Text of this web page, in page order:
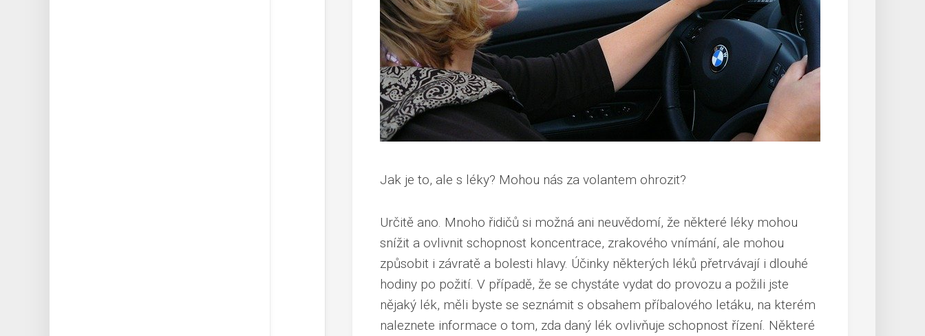
Jak je to, ale s léky? Mohou nás za volantem ohrozit?
Určitě ano. Mnoho řidičů si možná ani neuvědomí, že některé léky mohou
snížit a ovlivnit schopnost koncentrace, zrakového vnímání, ale mohou
způsobit i závratě a bolesti hlavy. Účinky některých léků přetrvávají i dlouhé
hodiny po požití. V případě, že se chystáte vydat do provozu a požili jste
nějaký lék, měli byste se seznámit s obsahem příbalového letáku, na kterém
naleznete informace o tom, zda daný lék ovlivňuje schopnost řízení. Některé